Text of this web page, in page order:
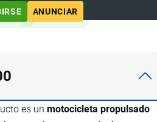
ANUNCIAR
es un motocicleta propulsado